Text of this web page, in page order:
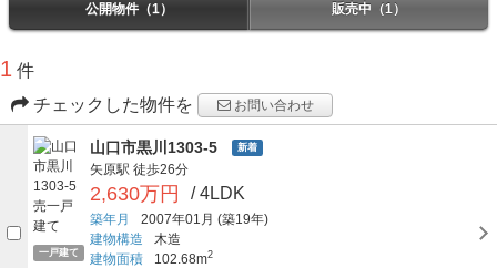
公開物件（1） 販売中（1）
1 件
チェックした物件を
お問い合わせ
一戸建て
山口市黒川1303-5 新着
矢原駅 徒歩26分
2,630万円 / 4LDK
築年月 2007年01月 (築19年)
建物構造
木造
建物面積
102.68m2